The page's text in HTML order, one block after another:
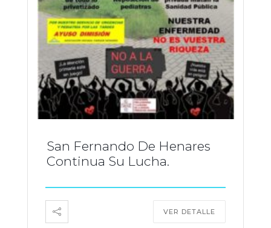
San Fernando De Henares
Continua Su Lucha.
VER DETALLE